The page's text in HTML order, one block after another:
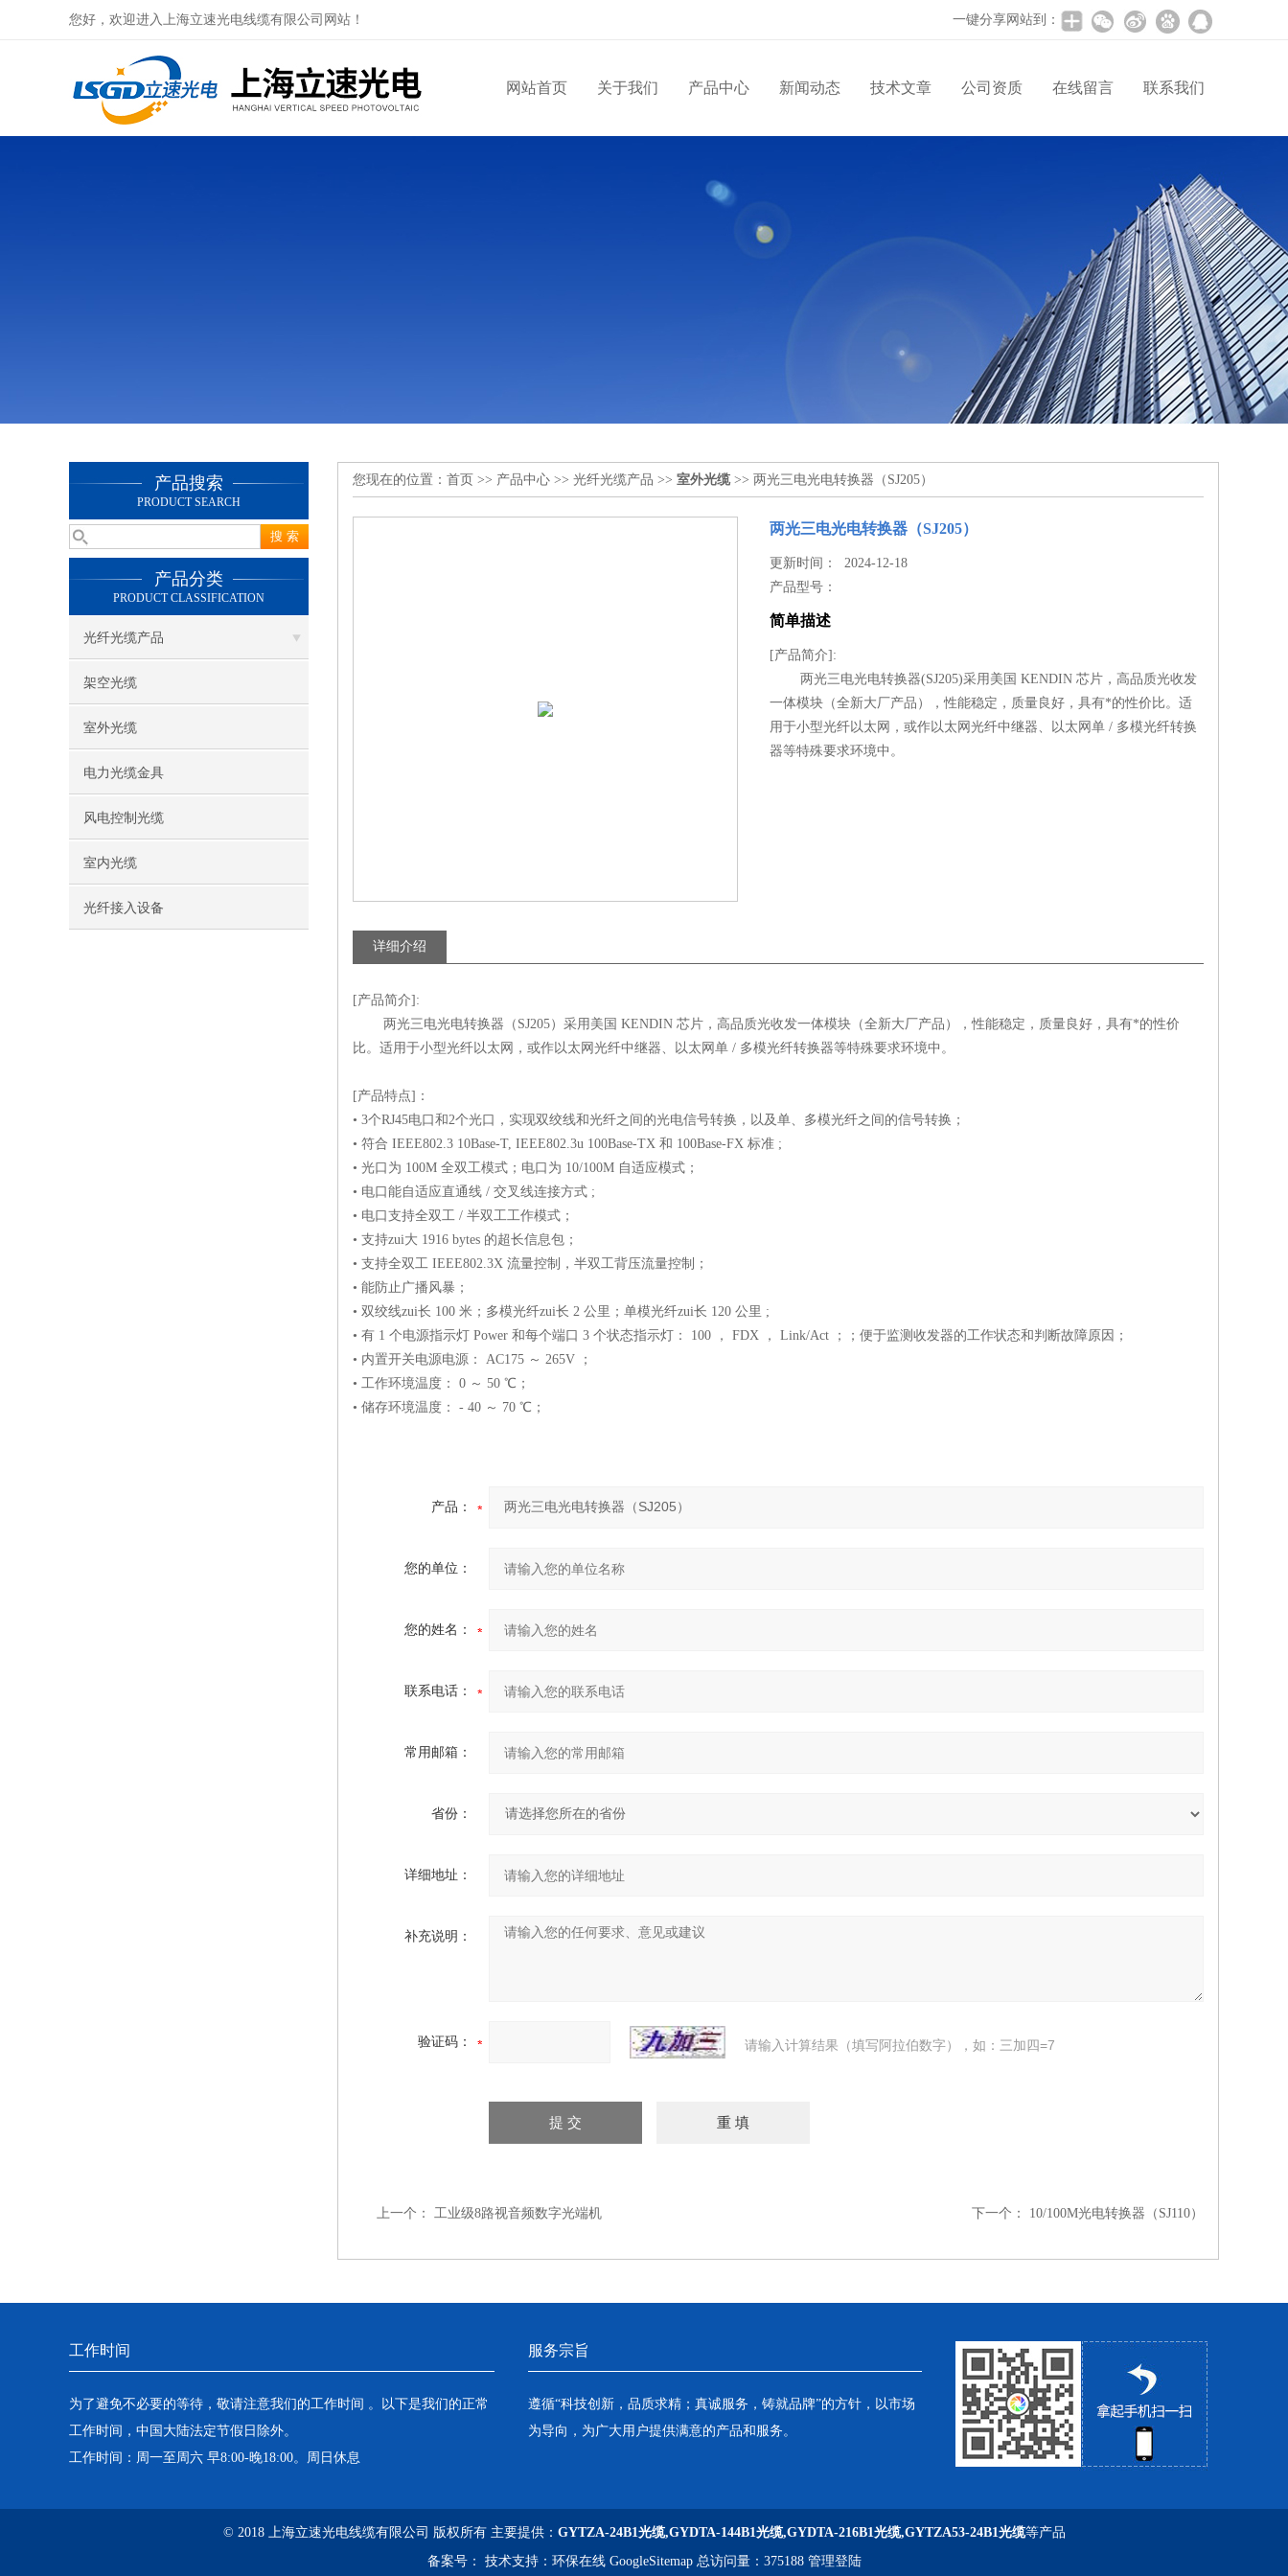
您好，欢迎进入上海立速光电线缆有限公司网站！ 一键分享网站到：
网站首页 关于我们 产品中心 新闻动态 技术文章 公司资质 在线留言 联系我们
产品搜索
PRODUCT SEARCH
产品分类
PRODUCT CLASSIFICATION
光纤光缆产品
架空光缆
室外光缆
电力光缆金具
风电控制光缆
室内光缆
光纤接入设备
您现在的位置： 首页 >> 产品中心 >> 光纤光缆产品 >> 室外光缆>> 两光三电光电转换器（SJ205）
两光三电光电转换器（SJ205）
更新时间： 2024-12-18
产品型号：
简单描述
[产品简介]:
两光三电光电转换器(SJ205)采用美国 KENDIN 芯片，高品质光收发
一体模块（全新大厂产品），性能稳定，质量良好，具有*的性价比。适
用于小型光纤以太网，或作以太网光纤中继器、以太网单 / 多模光纤转换
器等特殊要求环境中。
详细介绍
[产品简介]:
两光三电光电转换器（SJ205）采用美国 KENDIN 芯片，高品质光收发一体模块（全新大厂产品），性能稳定，质量良好，具有*的性价
比。适用于小型光纤以太网，或作以太网光纤中继器、以太网单 / 多模光纤转换器等特殊要求环境中。
[产品特点]：
• 3个RJ45电口和2个光口，实现双绞线和光纤之间的光电信号转换，以及单、多模光纤之间的信号转换；
• 符合 IEEE802.3 10Base-T, IEEE802.3u 100Base-TX 和 100Base-FX 标准 ;
• 光口为 100M 全双工模式；电口为 10/100M 自适应模式；
• 电口能自适应直通线 / 交叉线连接方式 ;
• 电口支持全双工 / 半双工工作模式；
• 支持zui大 1916 bytes 的超长信息包；
• 支持全双工 IEEE802.3X 流量控制，半双工背压流量控制；
• 能防止广播风暴；
• 双绞线zui长 100 米；多模光纤zui长 2 公里；单模光纤zui长 120 公里 ;
• 有 1 个电源指示灯 Power 和每个端口 3 个状态指示灯： 100 ， FDX ， Link/Act ；；便于监测收发器的工作状态和判断故障原因；
• 内置开关电源电源： AC175 ～ 265V ；
• 工作环境温度： 0 ～ 50 ℃；
• 储存环境温度： - 40 ～ 70 ℃；
产品：
您的单位：
您的姓名：
联系电话：
常用邮箱：
省份：
详细地址：
补充说明：
验证码： 请输入计算结果（填写阿拉伯数字），如：三加四=7
上一个： 工业级8路视音频数字光端机 下一个： 10/100M光电转换器（SJ110）
工作时间
为了避免不必要的等待，敬请注意我们的工作时间 。以下是我们的正常
工作时间，中国大陆法定节假日除外。
工作时间：周一至周六 早8:00-晚18:00。周日休息
服务宗旨
遵循“科技创新，品质求精；真诚服务，铸就品牌”的方针，以市场
为导向，为广大用户提供满意的产品和服务。
© 2018 上海立速光电线缆有限公司 版权所有 主要提供： GYTZA-24B1光缆,GYDTA-144B1光缆,GYDTA-216B1光缆,GYTZA53-24B1光缆等产品
备案号：
技术支持： 环保在线 GoogleSitemap总访问量：375188 管理登陆